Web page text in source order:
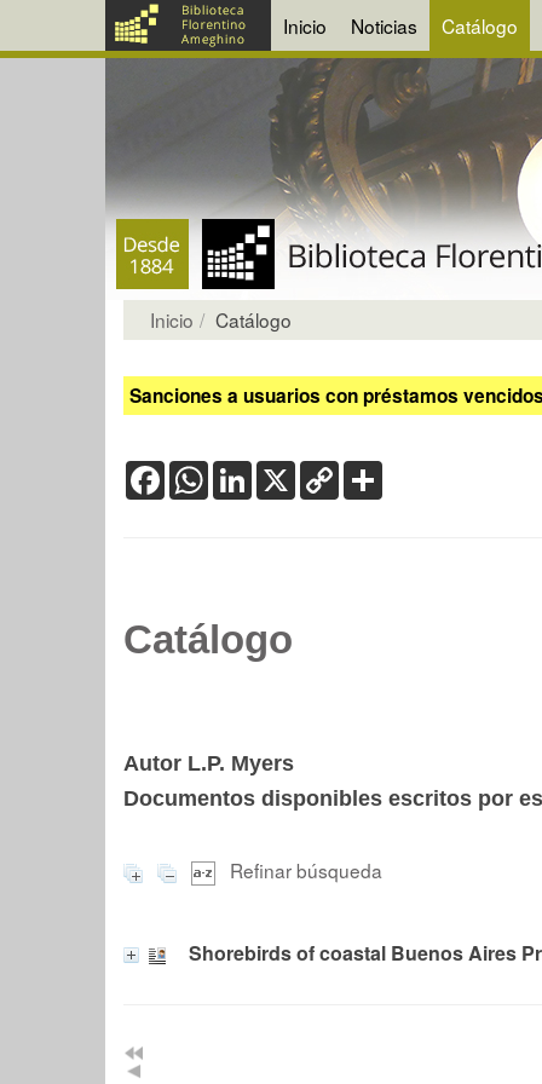
Inicio Noticias Catálogo
Inicio Catálogo
Sanciones a usuarios con préstamos
FacebookWhatsApp
LinkedIn
X Copy
Link
Catálogo
Autor L.P. Myers
Documentos disponibles escritos por
Refinar búsqueda
Shorebirds of coastal Buenos Aires